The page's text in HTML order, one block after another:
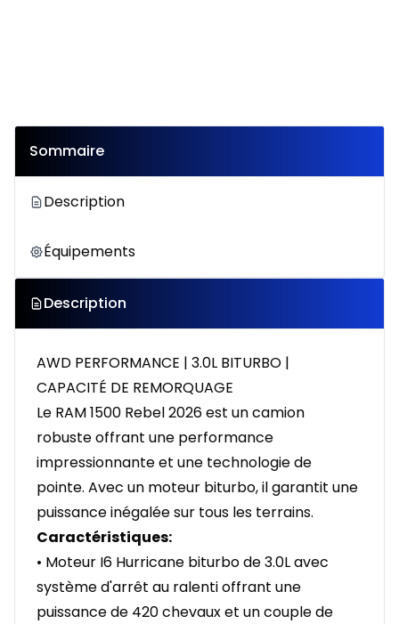
Sommaire
Description
Équipements
Description
AWD PERFORMANCE | 3.0L BITURBO |
CAPACITÉ DE REMORQUAGE
Le RAM 1500 Rebel 2026 est un camion
robuste offrant une performance
impressionnante et une technologie de
pointe. Avec un moteur biturbo, il garantit une
puissance inégalée sur tous les terrains.
Caractéristiques:
• Moteur I6 Hurricane biturbo de 3.0L avec
système d'arrêt au ralenti offrant une
puissance de 420 chevaux et un couple de